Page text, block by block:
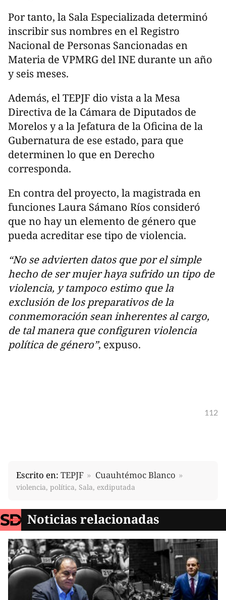
Por tanto, la Sala Especializada determinó
inscribir sus nombres en el Registro
Nacional de Personas Sancionadas en
Materia de VPMRG del INE durante un año
y seis meses.
Además, el TEPJF dio vista a la Mesa
Directiva de la Cámara de Diputados de
Morelos y a la Jefatura de la Oficina de la
Gubernatura de ese estado, para que
determinen lo que en Derecho
corresponda.
En contra del proyecto, la magistrada en
funciones Laura Sámano Ríos consideró
que no hay un elemento de género que
pueda acreditar ese tipo de violencia.
“No se advierten datos que por el simple
hecho de ser mujer haya sufrido un tipo de
violencia, y tampoco estimo que la
exclusión de los preparativos de la
conmemoración sean inherentes al cargo,
de tal manera que configuren violencia
política de género”, expuso.
112
Escrito en: TEPJF Cuauhtémoc Blanco
violencia, política, Sala, exdiputada
Noticias relacionadas